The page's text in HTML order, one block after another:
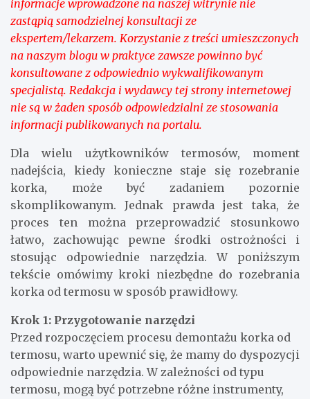
informacje wprowadzone na naszej witrynie nie
zastąpią samodzielnej konsultacji ze
ekspertem/lekarzem. Korzystanie z treści umieszczonych
na naszym blogu w praktyce zawsze powinno być
konsultowane z odpowiednio wykwalifikowanym
specjalistą. Redakcja i wydawcy tej strony internetowej
nie są w żaden sposób odpowiedzialni ze stosowania
informacji publikowanych na portalu.
Dla wielu użytkowników termosów, moment
nadejścia, kiedy konieczne staje się rozebranie
korka, może być zadaniem pozornie
skomplikowanym. Jednak prawda jest taka, że
proces ten można przeprowadzić stosunkowo
łatwo, zachowując pewne środki ostrożności i
stosując odpowiednie narzędzia. W poniższym
tekście omówimy kroki niezbędne do rozebrania
korka od termosu w sposób prawidłowy.
Krok 1: Przygotowanie narzędzi
Przed rozpoczęciem procesu demontażu korka od
termosu, warto upewnić się, że mamy do dyspozycji
odpowiednie narzędzia. W zależności od typu
termosu, mogą być potrzebne różne instrumenty,